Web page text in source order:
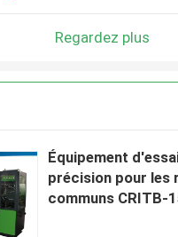
Regardez plus
Équipement
précision pour les
communs CRITB-